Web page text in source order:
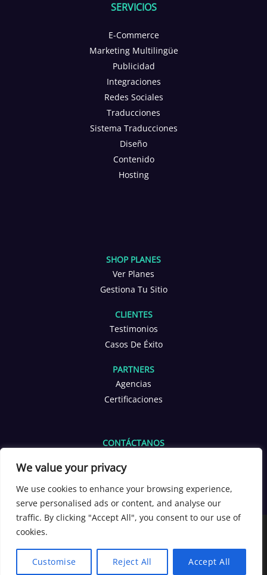
We value your privacy
We use cookies to enhance your browsing experience,
serve personalised ads or content, and analyse our
traffic. By clicking "Accept All", you consent to our use of
cookies.
Customise Reject All Accept All
SERVICIOS
E-Commerce
Marketing Multilingüe
Publicidad
Integraciones
Redes Sociales
Traducciones
Sistema Traducciones
Diseño
Contenido
Hosting
SHOP PLANES
Ver Planes
Gestiona Tu Sitio
CLIENTES
Testimonios
Casos De Éxito
PARTNERS
Agencias
Certificaciones
CONTÁCTANOS
+1 601 653 2566
[yoppen_chatbot]
English Español Español